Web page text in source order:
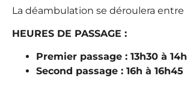
La déambulation se déroulera
HEURES DE PASSAGE :
Premier passage : 13h30 à 14h
Second passage : 16h à 16h45